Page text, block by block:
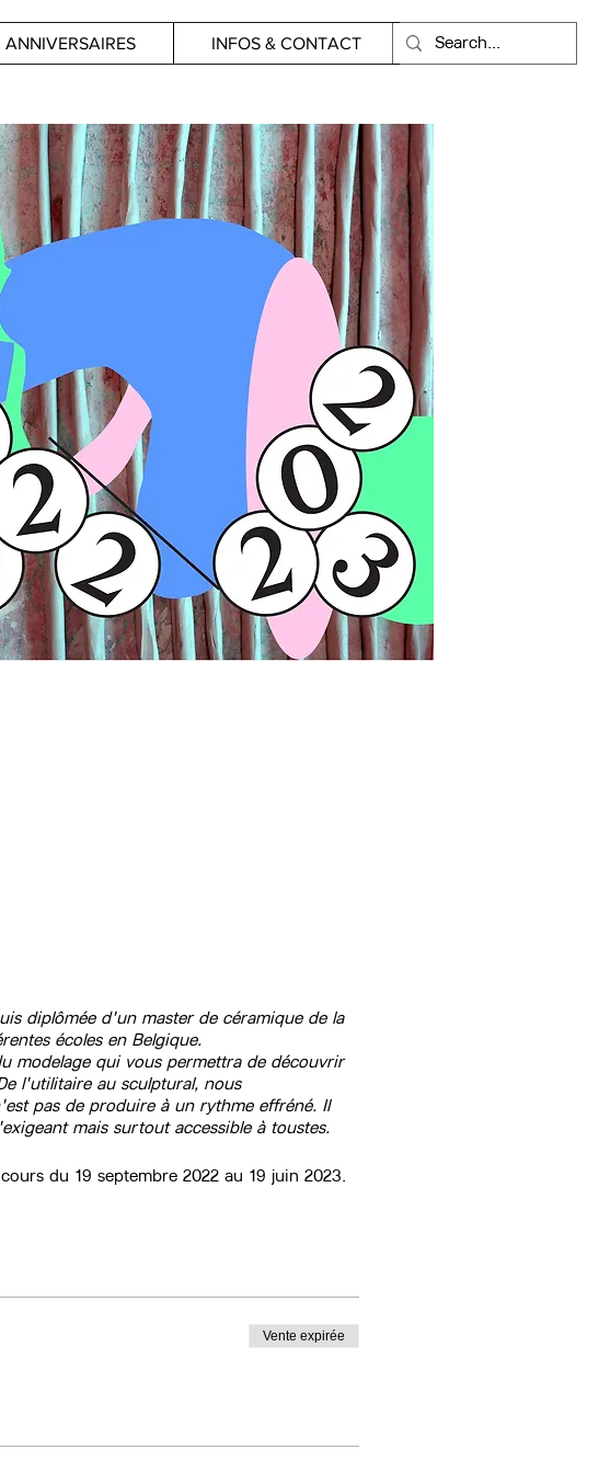
ANNIVERSAIRES INFOS & CONTACT
diplômée d'un master de céramique de la
écoles en Belgique.
modelage qui vous permettra de découvrir
l'utilitaire au sculptural, nous
pas de produire à un rythme effréné. Il
mais surtout accessible à toustes.
du 19 septembre 2022 au 19 juin 2023.
Vente expirée